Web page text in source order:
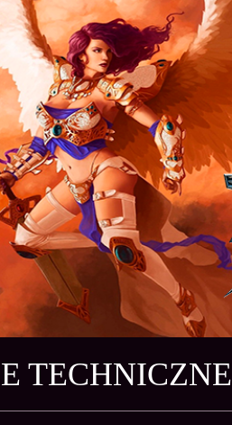
TECHNICZNE